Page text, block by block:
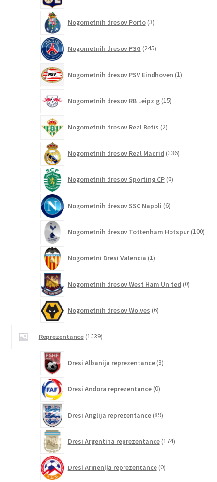
Nogometnih dresov Porto 3izdelki
Nogometnih dresov PSG 245izdelkov
Nogometnih dresov PSV Eindhoven 1izdelek
Nogometnih dresov RB Leipzig 15izdelkov
Nogometnih dresov Real Betis 2izdelka
Nogometnih dresov Real Madrid 336izdelkov
Nogometnih dresov Sporting CP 0izdelkov
Nogometnih dresov SSC Napoli 6izdelkov
Nogometnih dresov Tottenham Hotspur 100
Nogometni Dresi Valencia 1izdelek
Nogometnih dresov West Ham United 0izdelkov
Nogometnih dresov Wolves 6izdelkov
Reprezentance 1239izdelkov
Dresi Albanija reprezentance 3izdelki
Dresi Andora reprezentance 0izdelkov
Dresi Anglija reprezentance 89izdelkov
Dresi Argentina reprezentance 174izdelkov
Dresi Armenija reprezentance 0izdelkov